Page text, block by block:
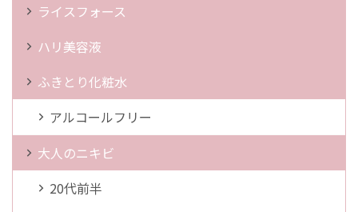
ライスフォース
ハリ美容液
ふきとり化粧水
アルコールフリー
大人のニキビ
20代前半